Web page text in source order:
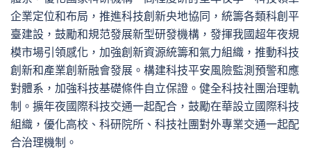
企業定位和布局，推進科技創新央地協同，統籌各類科創平
臺建設，鼓勵和規范發展新型研發機構，發揮我國超年夜規
模市場引領感化，加強創新資源統籌和氣力組織，推動科技
創新和產業創新融會發展。構建科技平安風險監測預警和應
對體系，加強科技基礎條件自立保證。健全科技社團治理軌
制。擴年夜國際科技交通一起配合，鼓勵在華設立國際科技
組織，優化高校、科研院所、科技社團對外專業交通一起配
合治理機制。